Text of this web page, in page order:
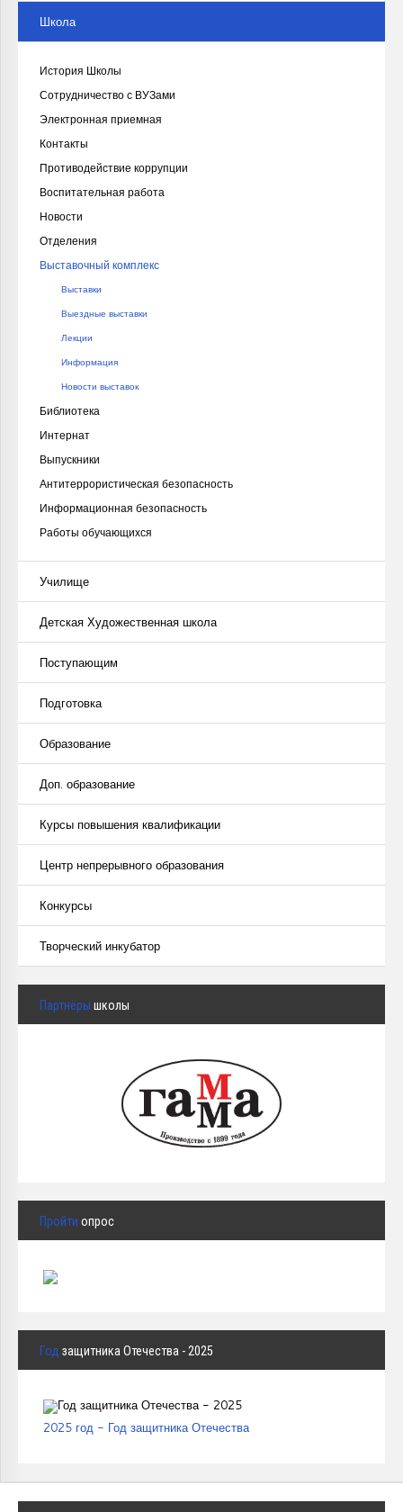
Школа
История Школы
Сотрудничество с ВУЗами
Электронная приемная
Контакты
Противодействие коррупции
Воспитательная работа
Новости
Отделения
Выставочный комплекс
Выставки
Выездные выставки
Лекции
Информация
Новости выставок
Библиотека
Интернат
Выпускники
Антитеррористическая безопасность
Информационная безопасность
Работы обучающихся
Училище
Детская Художественная школа
Поступающим
Подготовка
Образование
Доп. образование
Курсы повышения квалификации
Центр непрерывного образования
Конкурсы
Творческий инкубатор
Партнёры школы
Пройти опрос
Год защитника Отечества - 2025
2025 год - Год защитника Отечества